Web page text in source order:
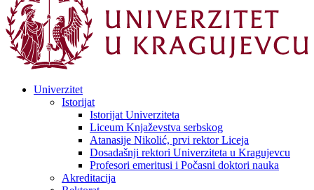
Univerzitet
Istorijat
Istorijat Univerziteta
Liceum Knjaževstva serbskog
Atanasije Nikolić, prvi rektor Liceja
Dosadašnji rektori Univerziteta u Kragujevcu
Profesori emeritusi i Počasni doktori nauka
Akreditacija